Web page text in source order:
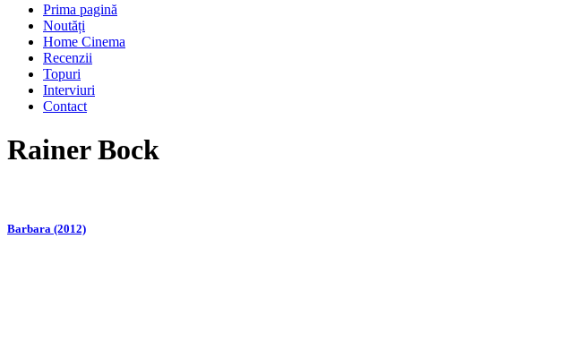
Prima pagină
Noutăți
Home Cinema
Recenzii
Topuri
Interviuri
Contact
Rainer Bock
Barbara (2012)